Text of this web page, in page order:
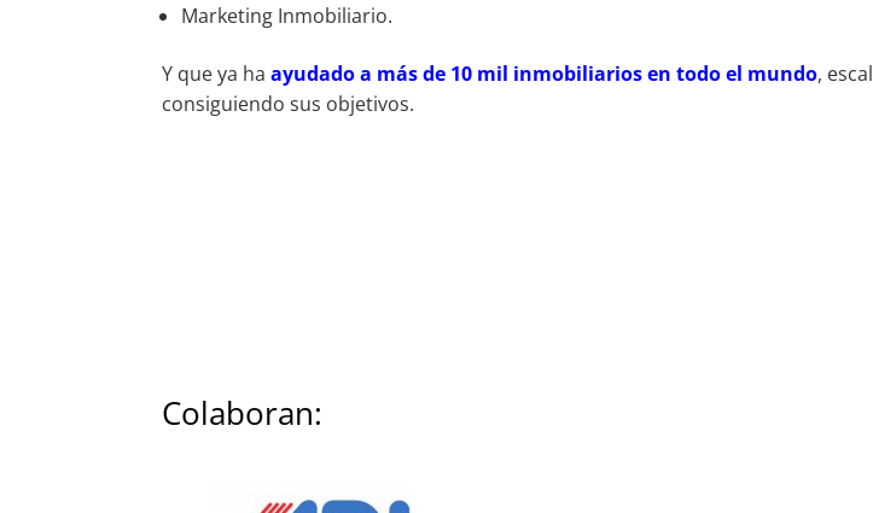
Marketing Inmobiliario.
Y que ya haayudado a más de 10 mil inmobiliarios en todo el mundo,
consiguiendo sus objetivos.
Colaboran: